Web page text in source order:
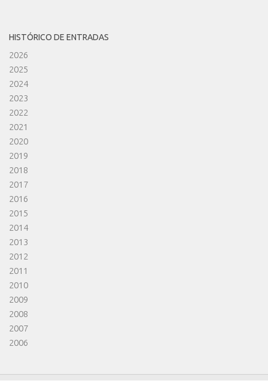
HISTÓRICO DE ENTRADAS
2026
2025
2024
2023
2022
2021
2020
2019
2018
2017
2016
2015
2014
2013
2012
2011
2010
2009
2008
2007
2006